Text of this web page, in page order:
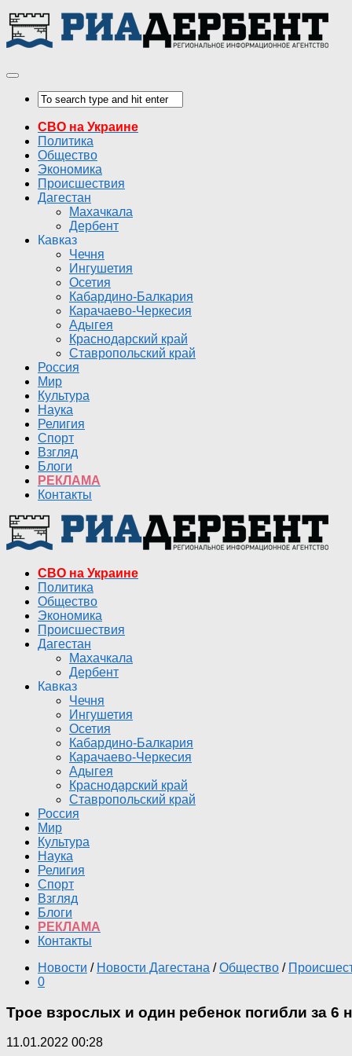
СВО на Украине
Политика
Общество
Экономика
Происшествия
Дагестан
Махачкала
Дербент
Кавказ
Чечня
Ингушетия
Осетия
Кабардино-Балкария
Карачаево-Черкесия
Адыгея
Краснодарский край
Ставропольский край
Россия
Мир
Культура
Наука
Религия
Спорт
Взгляд
Блоги
РЕКЛАМА
Контакты
СВО на Украине
Политика
Общество
Экономика
Происшествия
Дагестан
Махачкала
Дербент
Кавказ
Чечня
Ингушетия
Осетия
Кабардино-Балкария
Карачаево-Черкесия
Адыгея
Краснодарский край
Ставропольский край
Россия
Мир
Культура
Наука
Религия
Спорт
Взгляд
Блоги
РЕКЛАМА
Контакты
Новости / Новости Дагестана / Общество /
0
Трое взрослых и один ребенок погибли за 6
11.01.2022 00:28